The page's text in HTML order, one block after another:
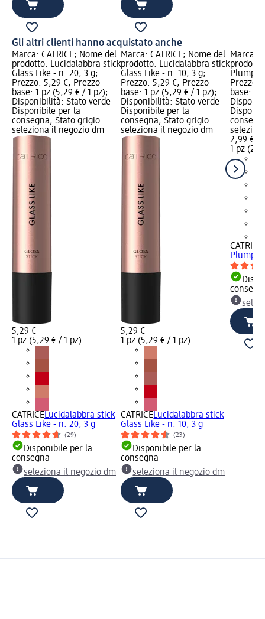
Gli altri clienti hanno acquistato anche
Marca: CATRICE; Nome del
prodotto: Lucidalabbra stick
Glass Like - n. 20, 3 g;
Prezzo: 5,29 €; Prezzo
base: 1 pz (5,29 € / 1 pz);
Disponibilità: Stato verde
Disponibile per la
consegna, Stato grigio
seleziona il negozio dm
5,29 €
1 pz (5,29 € / 1 pz)
CATRICELucidalabbra stick
Glass Like - n. 20, 3 g
(29)
Disponibile per la
consegna
seleziona il negozio dm
Marca: CATRICE; Nome del
prodotto: Lucidalabbra stick
Glass Like - n. 10, 3 g;
Prezzo: 5,29 €; Prezzo
base: 1 pz (5,29 € / 1 pz);
Disponibilità: Stato verde
Disponibile per la
consegna, Stato grigio
seleziona il negozio dm
5,29 €
1 pz (5,29 € / 1 pz)
CATRICELucidalabbra stick
Glass Like - n. 10, 3 g
(23)
Disponibile per la
consegna
seleziona il negozio dm
Marca:
Prezzo:
base: 1
2,99 €
1 pz
CATRICE